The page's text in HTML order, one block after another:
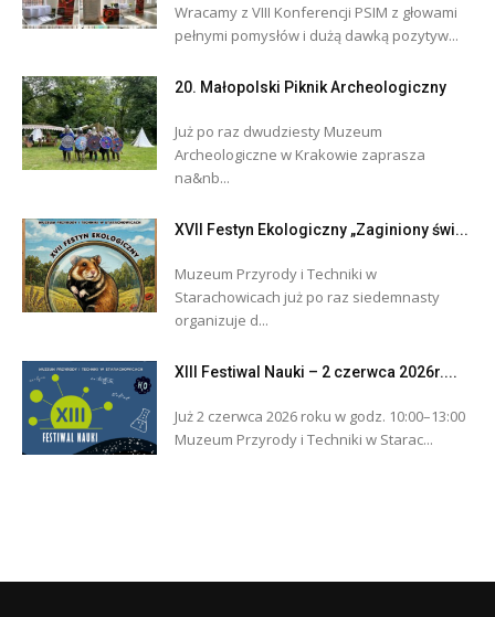
Wracamy z VIII Konferencji PSIM z głowami
pełnymi pomysłów i dużą dawką pozytyw...
20. Małopolski Piknik Archeologiczny
Już po raz dwudziesty Muzeum
Archeologiczne w Krakowie zaprasza
na&nb...
XVII Festyn Ekologiczny „Zaginiony świ...
Muzeum Przyrody i Techniki w
Starachowicach już po raz siedemnasty
organizuje d...
XIII Festiwal Nauki – 2 czerwca 2026r....
Już 2 czerwca 2026 roku w godz. 10:00–13:00
Muzeum Przyrody i Techniki w Starac...